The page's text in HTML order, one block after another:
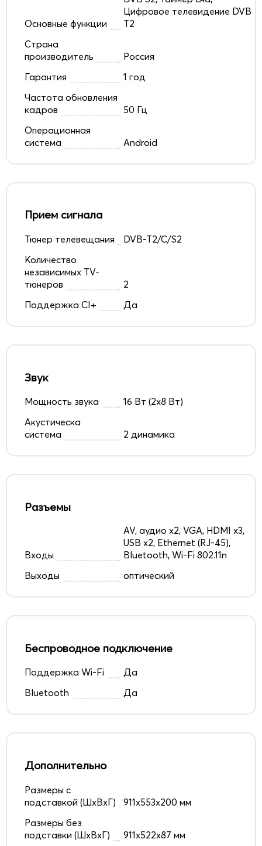
Основные функции
Цифровое телевидение DVB
T2
Страна
производитель
Россия
Гарантия
1 год
Частота обновления
кадров
50 Гц
Операционная
система
Android
Прием сигнала
Тюнер телевещания
DVB-T2/C/S2
Количество
независимых TV-
тюнеров
2
Поддержка CI+
Да
Звук
Мощность звука
16 Вт (2х8 Вт)
Акустическа
система
2 динамика
Разъемы
Входы
AV, аудио x2, VGA, HDMI x3,
USB x2, Ethernet (RJ-45),
Bluetooth, Wi-Fi 802.11n
Выходы
оптический
Беспроводное подключение
Поддержка Wi-Fi
Да
Bluetooth
Да
Дополнительно
Размеры с
подставкой (ШxВxГ)
911x553x200 мм
Размеры без
подставки (ШxВxГ)
911x522x87 мм